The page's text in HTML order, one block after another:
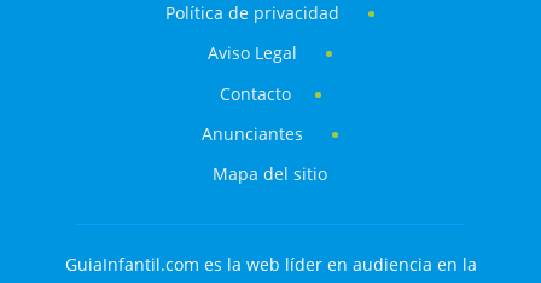
Política de privacidad
Aviso Legal
Contacto
Anunciantes
Mapa del sitio
GuiaInfantil.com es la web líder en audiencia en la